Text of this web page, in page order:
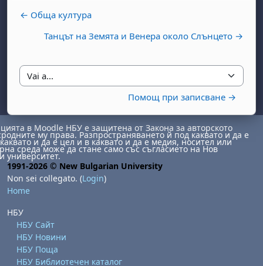
← Обща култура
Танцът на Земята и Венера около Слънцето →
Vai a...
Помощ при записване →
в Moodle НБУ е защитена от Закона за авторското
му права. Разпространяването й под каквато и да е
и да е цел и в каквато и да е медия, носител или
среда може да стане само със съгласието на Нов
университет.
1991-2026 © New Bulgarian University
Non sei collegato. (Login)
Home
НБУ
НБУ Сайт
НБУ Новини
НБУ Поща
НБУ Библиотечен каталог